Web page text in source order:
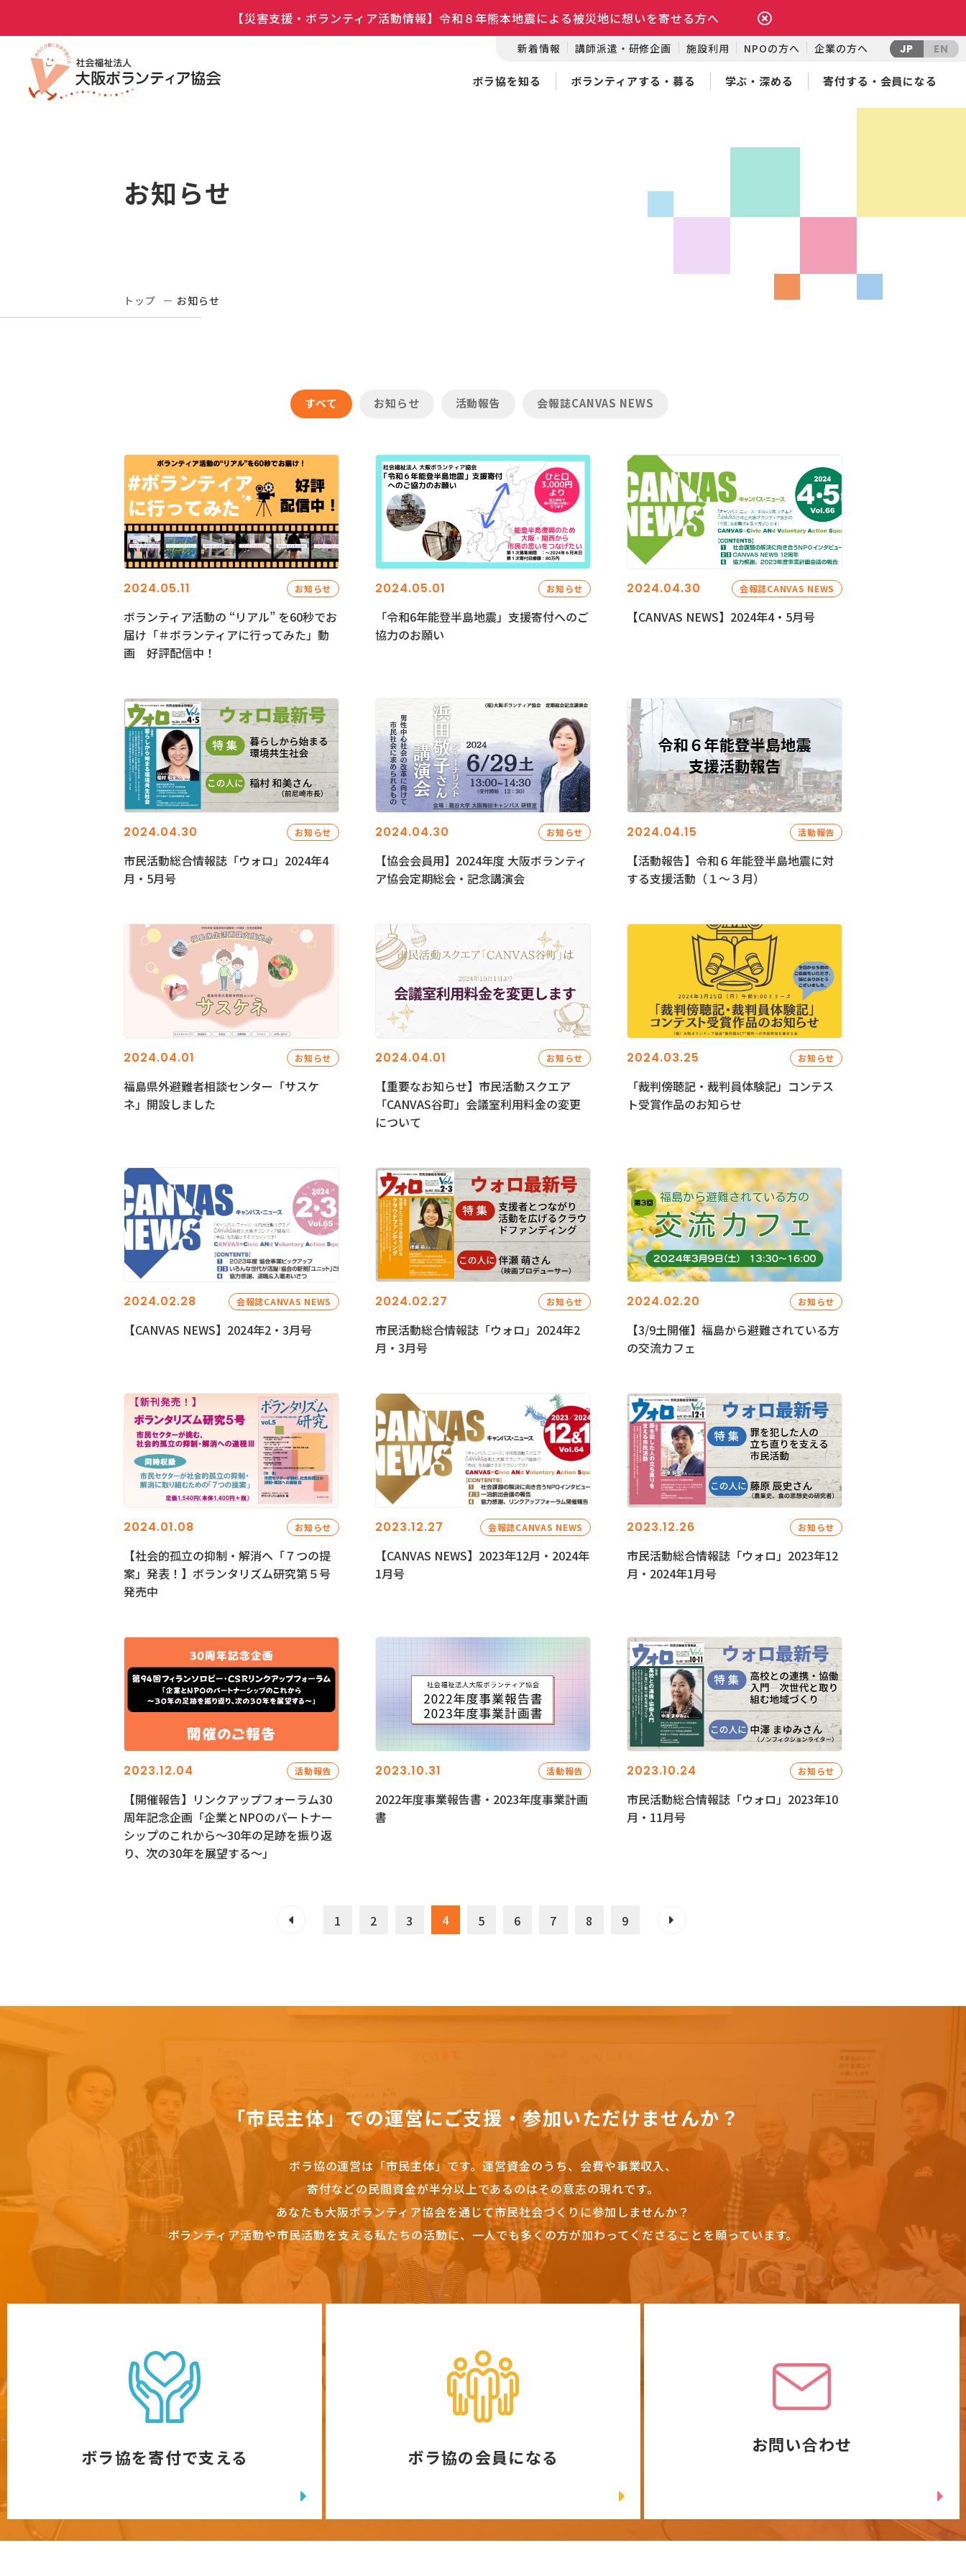
【災害支援・ボランティア活動情報】令和８年熊本地震による被災地に想いを寄せる方へ
新着情報 講師派遣・研修企画 施設利用 NPOの方へ 企業の方へ JP EN
ボラ協を知る ボランティアする・募る 学ぶ・深める 寄付する・会員になる
お知らせ
トップ お知らせ
すべて お知らせ 活動報告 会報誌CANVAS NEWS
2024.05.11 お知らせ
ボランティア活動の “リアル” を60秒でお
届け「＃ボランティアに行ってみた」動
画 好評配信中！
2024.05.01 お知らせ
「令和6年能登半島地震」支援寄付へのご
協力のお願い
2024.04.30 会報誌CANVAS NEWS
【CANVAS NEWS】2024年4・5月号
2024.04.30 お知らせ
市民活動総合情報誌「ウォロ」2024年4
月・5月号
2024.04.30 お知らせ
【協会会員用】2024年度 大阪ボランティ
ア協会定期総会・記念講演会
2024.04.15 活動報告
【活動報告】令和６年能登半島地震に対
する支援活動（１〜３月）
2024.04.01 お知らせ
福島県外避難者相談センター「サスケ
ネ」開設しました
2024.04.01 お知らせ
【重要なお知らせ】市民活動スクエア
「CANVAS谷町」会議室利用料金の変更
について
2024.03.25 お知らせ
「裁判傍聴記・裁判員体験記」コンテス
ト受賞作品のお知らせ
2024.02.28 会報誌CANVAS NEWS
【CANVAS NEWS】2024年2・3月号
2024.02.27 お知らせ
市民活動総合情報誌「ウォロ」2024年2
月・3月号
2024.02.20 お知らせ
【3/9土開催】福島から避難されている方
の交流カフェ
2024.01.08 お知らせ
【社会的孤立の抑制・解消へ「７つの提
案」発表！】ボランタリズム研究第５号
発売中
2023.12.27 会報誌CANVAS NEWS
【CANVAS NEWS】2023年12月・2024年
1月号
2023.12.26 お知らせ
市民活動総合情報誌「ウォロ」2023年12
月・2024年1月号
2023.12.04 活動報告
【開催報告】リンクアップフォーラム30
周年記念企画「企業とNPOのパートナー
シップのこれから～30年の足跡を振り返
り、次の30年を展望する～」
2023.10.31 活動報告
2022年度事業報告書・2023年度事業計画
書
2023.10.24 お知らせ
市民活動総合情報誌「ウォロ」2023年10
月・11月号
1 2 3 4 5 6 7 8 9
「市民主体」での運営にご支援・参加いただけませんか？
ボラ協の運営は「市民主体」です。 運営資金のうち、会費や事業収入、
寄付などの民間資金が半分以上であるのはその意志の現れです。
あなたも大阪ボランティア協会を通じて市民社会づくりに参加しませんか？
ボランティア活動や市民活動を支える私たちの活動に、一人でも多くの方が加わってくださることを願っています。
ボラ協を寄付で支える ボラ協の会員になる
お問い合わせ